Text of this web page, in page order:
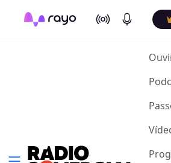
On Air Podcasts